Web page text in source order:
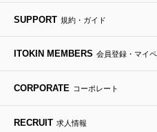
re:edition project 165
ダウンジャケット・コート
その他のコート・ブルゾン
チャーム・ストラップ
トラベルバッグ
ビジネスバッグ
その他のバッグ
ドレスシューズ
サンダル・ミュール
その他のシューズ
ポプリアレンジ＆フレグラ
その他のアートフラワー
SUPPORT 規約・ガイド
ITOKIN MEMBERS 会員登録・マイ
CORPORATE コーポレート
RECRUIT 求人情報